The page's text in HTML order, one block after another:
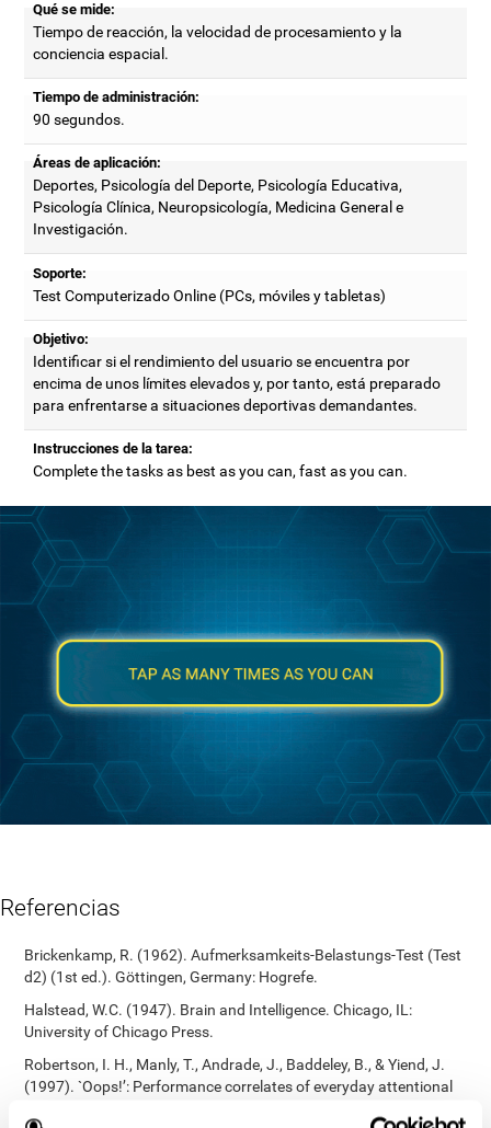
Qué se mide:
Tiempo de reacción, la velocidad de procesamiento y la
conciencia espacial.
Tiempo de administración:
90 segundos.
Áreas de aplicación:
Deportes, Psicología del Deporte, Psicología Educativa,
Psicología Clínica, Neuropsicología, Medicina General e
Investigación.
Soporte:
Test Computerizado Online (PCs, móviles y tabletas)
Objetivo:
Identificar si el rendimiento del usuario se encuentra por
encima de unos límites elevados y, por tanto, está preparado
para enfrentarse a situaciones deportivas demandantes.
Instrucciones de la tarea:
Complete the tasks as best as you can, fast as you can.
Referencias
Brickenkamp, R. (1962). Aufmerksamkeits-Belastungs-Test (Test
d2) (1st ed.). Göttingen, Germany: Hogrefe.
Halstead, W.C. (1947). Brain and Intelligence. Chicago, IL:
University of Chicago Press.
Robertson, I. H., Manly, T., Andrade, J., Baddeley, B., & Yiend, J.
(1997). `Oops!’: Performance correlates of everyday attentional